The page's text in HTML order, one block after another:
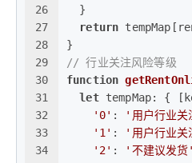
26
27
28
29
30
31
32
33
34
  }
return
}
// 行业关注风险等级
function
let tempMap: { [
'0' : '用户行业关
'1' : '用户行业关
'2' :
'不建议发货'